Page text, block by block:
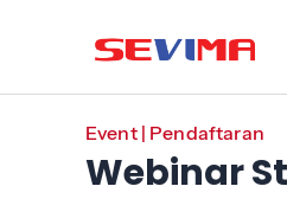
Event| Pendaftaran
Webinar